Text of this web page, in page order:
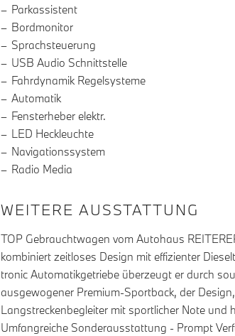
Parkassistent
Bordmonitor
Sprachsteuerung
USB Audio Schnittstelle
Fahrdynamik Regelsysteme
Automatik
Fensterheber elektr.
LED Heckleuchte
Navigationssystem
Radio Media
WEITERE AUSSTATTUNG
TOP Gebrauchtwagen vom Autohaus
kombiniert zeitloses Design mit effizienter
tronic Automatikgetriebe überzeugt er durch
ausgewogener Premium-Sportback, der
Langstreckenbegleiter mit sportlicher Note
Umfangreiche Sonderausstattung - Prompt